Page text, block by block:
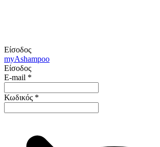
Είσοδος
myAshampoo
Είσοδος
E-mail *
Κωδικός *